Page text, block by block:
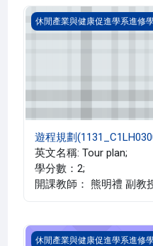
遊程規劃
休閒產業與健康促進學系進修
遊程規劃
英文名稱: Tour plan;
學分數：2;
開課教師： 熊明禮 副教
會計學 一
休閒產業與健康促進學系進修